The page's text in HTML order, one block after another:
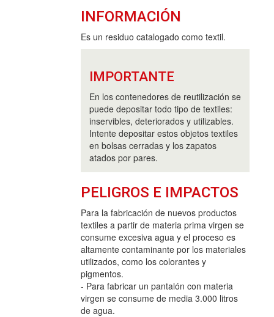
INFORMACIÓN
Es un residuo catalogado como textil.
IMPORTANTE
En los contenedores de reutilización se
puede depositar todo tipo de textiles:
inservibles, deteriorados y utilizables.
Intente depositar estos objetos textiles
en bolsas cerradas y los zapatos
atados por pares.
PELIGROS E IMPACTOS
Para la fabricación de nuevos productos
textiles a partir de materia prima virgen se
consume excesiva agua y el proceso es
altamente contaminante por los materiales
utilizados, como los colorantes y
pigmentos.
- Para fabricar un pantalón con materia
virgen se consume de media 3.000 litros
de agua.